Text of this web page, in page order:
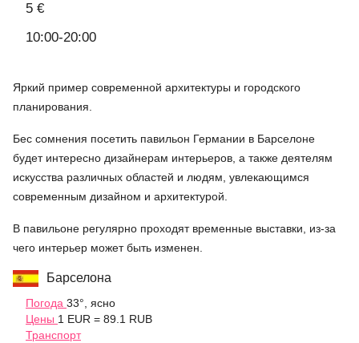
5 €
10:00-20:00
Яркий пример современной архитектуры и городского
планирования.
Бес сомнения посетить павильон Германии в Барселоне
будет интересно дизайнерам интерьеров, а также деятелям
искусства различных областей и людям, увлекающимся
современным дизайном и архитектурой.
В павильоне регулярно проходят временные выставки, из-за
чего интерьер может быть изменен.
Барселона
Погода 33°, ясно
Цены 1 EUR = 89.1 RUB
Транспорт